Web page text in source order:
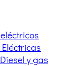
y gas